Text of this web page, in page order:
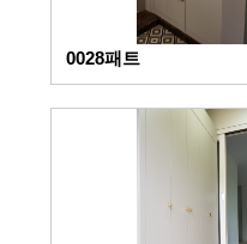
0028패트